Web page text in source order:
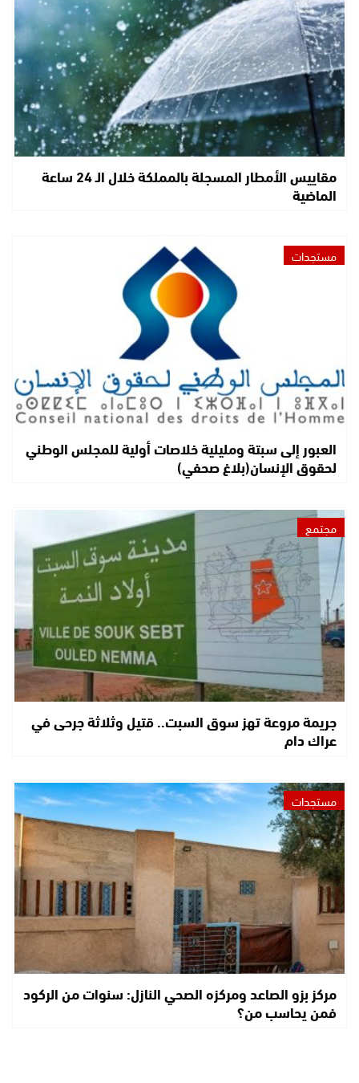
مقاييس الأمطار المسجلة بالمملكة خلال الـ 24 ساعة
الماضية
مستجدات
العبور إلى سبتة ومليلية خلاصات أولية للمجلس الوطني
لحقوق الإنسان(بلاغ صحفي)
مجتمع
جريمة مروعة تهز سوق السبت.. قتيل وثلاثة جرحى في
عراك دام
مستجدات
مركز بزو الصاعد ومركزه الصحي النازل: سنوات من الركود
فمن يحاسب من؟